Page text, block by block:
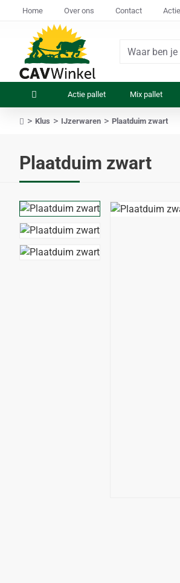
Home Over ons Contact Actie
Waar
op
Actie pallet Mix pallet
Plaatduim zwart
Klus IJzerwaren Plaatduim zwart